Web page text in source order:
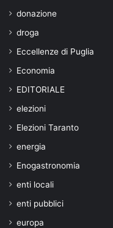
donazione
droga
Eccellenze di Puglia
Economia
EDITORIALE
elezioni
Elezioni Taranto
energia
Enogastronomia
enti locali
enti pubblici
europa